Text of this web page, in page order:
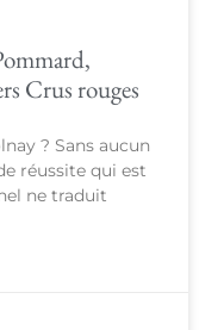
Crus rouges
? Sans aucun
réussite qui est
ne traduit